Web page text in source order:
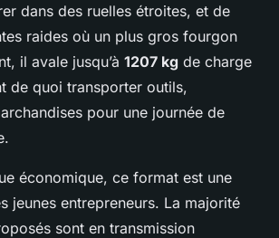
dans des ruelles étroites, et de
raides où un plus gros fourgon
il avale jusqu’à 1207 kg de charge
de quoi transporter outils,
pour une journée de
économique, ce format est une
jeunes entrepreneurs. La majorité
sont en transmission